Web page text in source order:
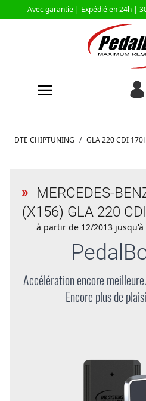
Avec garantie | Expédié en 24h |
DTE CHIPTUNING / GLA 220 CDI
MERCEDES-
(X156) GLA 220
à partir de 12/2013 jusqu'à
Accélération encore
Encore plus de